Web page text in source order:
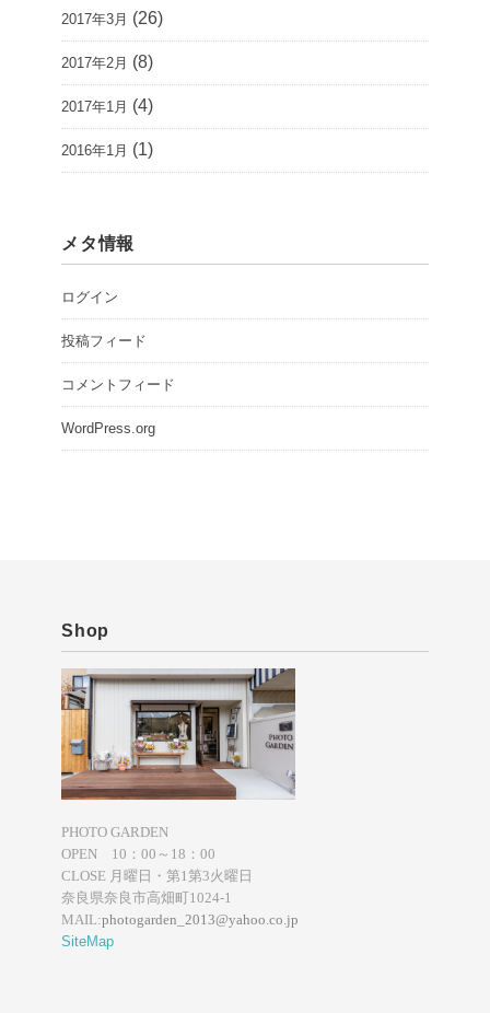
2017年3月 (26)
2017年2月 (8)
2017年1月 (4)
2016年1月 (1)
メタ情報
ログイン
投稿フィード
コメントフィード
WordPress.org
Shop
PHOTO GARDEN
OPEN 10：00～18：00
CLOSE 月曜日・第1第3火曜日
奈良県奈良市高畑町1024-1
MAIL:photogarden_2013@yahoo.co.jp
SiteMap